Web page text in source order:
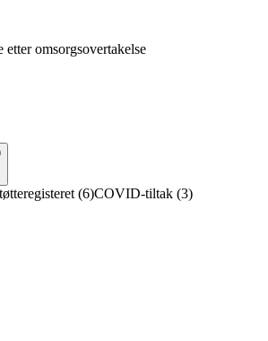
omsorgsovertakelse
(6)COVID-tiltak (3)